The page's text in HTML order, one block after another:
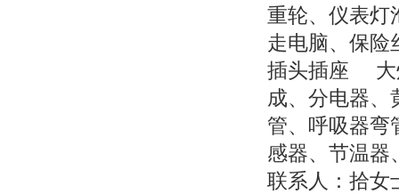
重轮、仪表灯
走电脑、保险
插头插座 大
成、分电器、
管、呼吸器弯
感器、节温器
联系人：拾